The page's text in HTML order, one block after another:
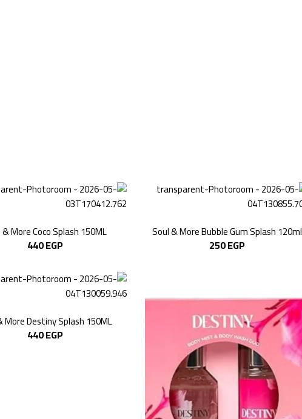
Soul & More Bubble Gum Splash 120ml
250EGP
More Coco Splash 150ML
440EGP
More Destiny Splash 150ML
440EGP